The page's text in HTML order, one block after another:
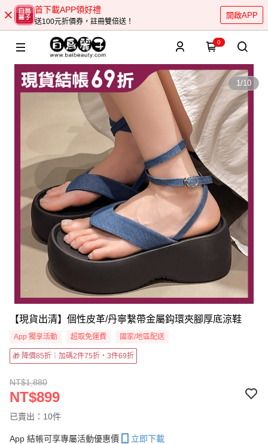
首下載APP領好禮
送100元折價券，註冊雙倍送！
開啟APP
0
1/10
【現貨出清】個性皮革/丹寧繫帶金屬鈎環夾腳厚底涼鞋
App 獨享活動 超取免運費 國家/地區配送
🎁 降價85折｜加碼2件75折・3件69折
NT$1,880
NT$899
已賣出：10件
App 結帳可享專屬活動優惠價
立即下載